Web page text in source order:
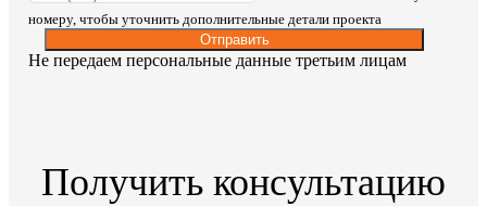
номеру, чтобы уточнить дополнительные детали проекта
Отправить
Не передаем персональные данные третьим лицам
Получить консультацию